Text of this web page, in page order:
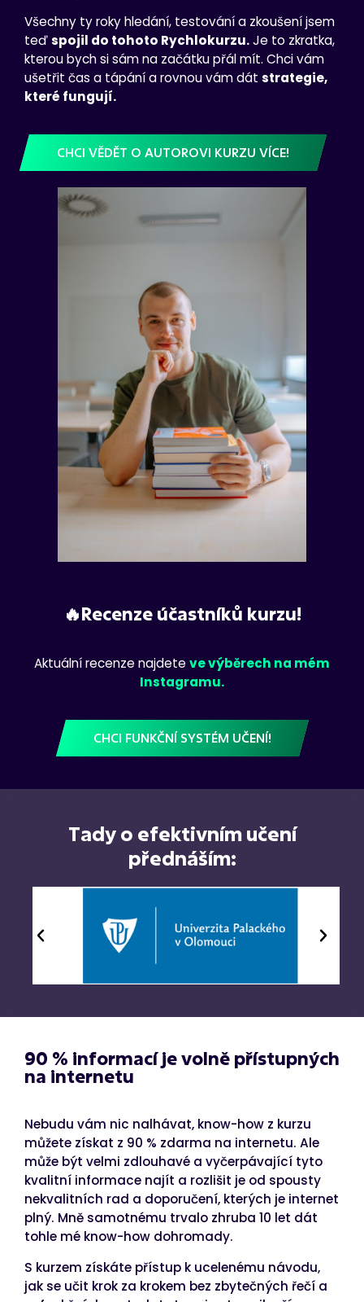
Všechny ty roky hledání, testování a zkoušení jsem
teďspojil do tohoto Rychlokurzu.Je to zkratka,
kterou bych si sám na začátku přál mít. Chci vám
ušetřit čas a tápání a rovnou vám dát strategie,
které fungují.
CHCI VĚDĚT O AUTOROVI KURZU VÍCE!
🔥Recenze účastníků kurzu!
Aktuální recenze najdete ve výběrech na mém
Instagramu.
CHCI FUNKČNÍ SYSTÉM UČENÍ!
Tady o efektivním učení
přednáším:
90 % informací je volně přístupných
na internetu
Nebudu vám nic nalhávat, know-how z kurzu
můžete získat z 90 % zdarma na internetu. Ale
může být velmi zdlouhavé a vyčerpávající tyto
kvalitní informace najít a rozlišit je od spousty
nekvalitních rad a doporučení, kterých je internet
plný. Mně samotnému trvalo zhruba 10 let dát
tohle mé know-how dohromady.
S kurzem získáte přístup k ucelenému návodu,
jak se učit krok za krokem bez zbytečných řečí a